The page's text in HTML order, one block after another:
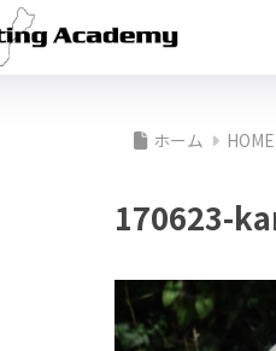
ホーム HOME
170623-